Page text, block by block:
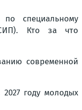
специальному
Кто за что
современной
году молодых